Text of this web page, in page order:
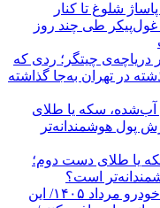
شلوغ تا کنار
طی چند روز
دریاچه‌ی چیتگر؛ ردی که
در تهران به‌جا گذاشته
سکه یا طلای
پول هوشمندانه‌تر
یا طلای دست دوم؛
است؟
ثبت‌نام ایران‌خودرو مرداد ۱۴۰۵/ این